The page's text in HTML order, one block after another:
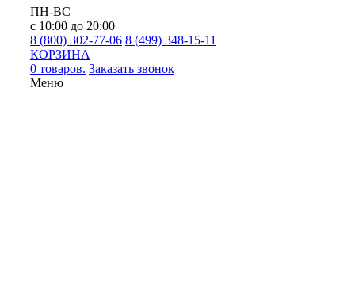
ПН-ВС
с 10:00 до 20:00
8 (800) 302-77-06 8 (499) 348-15-11
КОРЗИНА
0 товаров. Заказать звонок
Меню